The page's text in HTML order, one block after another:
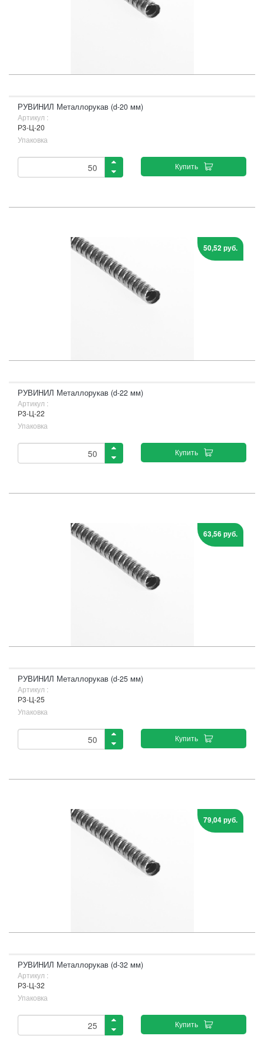
РУВИНИЛ Металлорукав (d-20 мм)
Артикул :
Р3-Ц-20
Упаковка
Купить
50,52 руб.
РУВИНИЛ Металлорукав (d-22 мм)
Артикул :
Р3-Ц-22
Упаковка
Купить
63,56 руб.
РУВИНИЛ Металлорукав (d-25 мм)
Артикул :
Р3-Ц-25
Упаковка
Купить
79,04 руб.
РУВИНИЛ Металлорукав (d-32 мм)
Артикул :
Р3-Ц-32
Упаковка
Купить